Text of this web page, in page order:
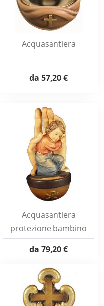
Acquasantiera
da 57,20 €
Acquasantiera
protezione bambino
da 79,20 €